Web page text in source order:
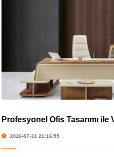
Profesyonel Ofis Tasarımı ile
2026-07-31 21:16:55